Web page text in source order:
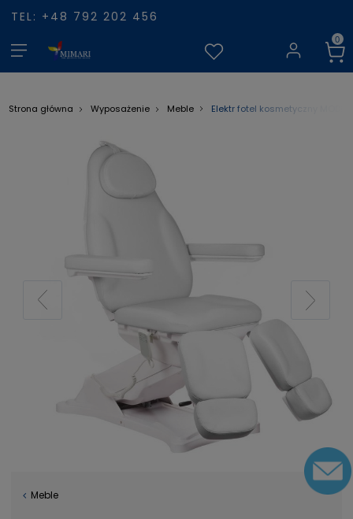
TEL: +48 792 202 456
Strona główna Wyposażenie Meble Elektr fotel kosmetyczny
Meble